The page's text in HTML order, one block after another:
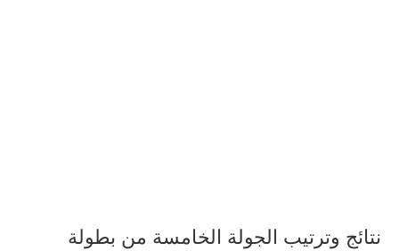
نتائج وترتيب الجولة الخامسة من بطولة